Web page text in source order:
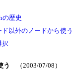
の歴史
以外のノードから使う
択
う （2003/07/08）